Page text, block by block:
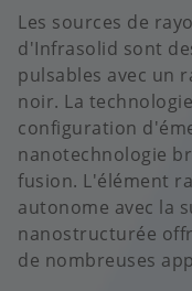
Les sources de
d'Infrasolid sont
pulsables avec un
noir. La
configuration
nanotechnologie
fusion. L'élément
autonome avec la
nanostructurée
de nombreuses